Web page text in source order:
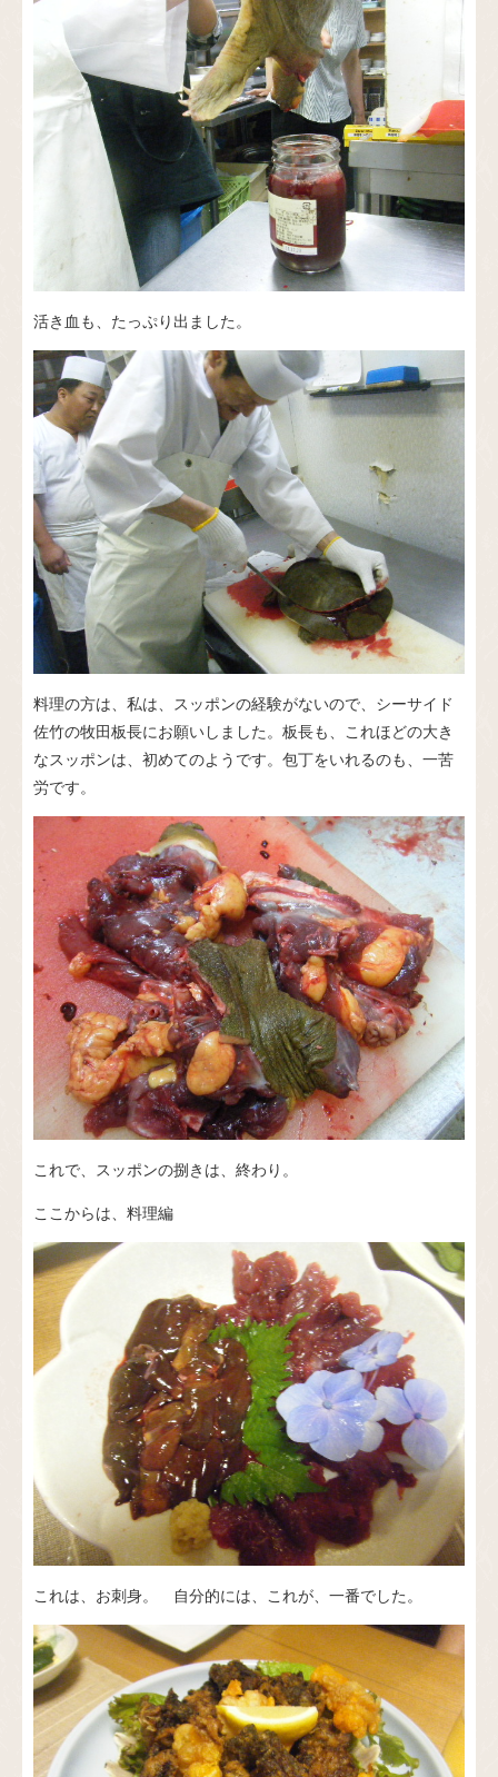
活き血も、たっぷり出ました。
料理の方は、私は、スッポンの経験がないので、シーサイド
佐竹の牧田板長にお願いしました。板長も、これほどの大き
なスッポンは、初めてのようです。包丁をいれるのも、一苦
労です。
これで、スッポンの捌きは、終わり。
ここからは、料理編
これは、お刺身。 自分的には、これが、一番でした。